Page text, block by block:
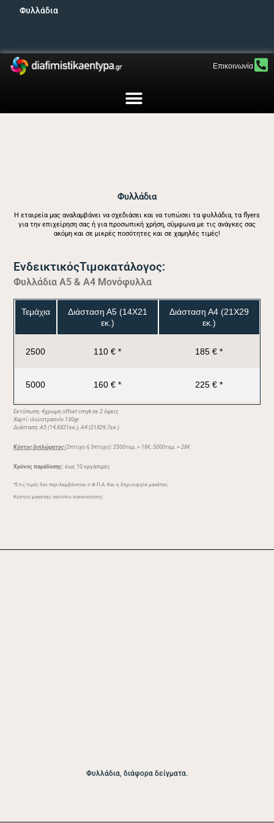
Φυλλάδια
Επικοινωνία
Φυλλάδια
Η εταιρεία μας αναλαμβάνει να σχεδιάσει και να τυπώσει τα φυλλάδια, τα flyers
για την επιχείρηση σας ή για προσωπική χρήση, σύμφωνα με τις ανάγκες σας
ακόμη και σε μικρές ποσότητες και σε χαμηλές τιμές!
ΕνδεικτικόςΤιμοκατάλογος:
Φυλλάδια Α5 & A4 Μονόφυλλα
Τεμάχια
Διάσταση Α5 (14Χ21
εκ.)
Διάσταση Α4 (21Χ29
εκ.)
2500 110 € * 185 € *
5000 160 € * 225 € *
Εκτύπωση: 4χρωμη offset cmyk σε 2 όψεις
Χαρτί: ιλουστρασιόν 130gr.
Διάσταση: Α5 (14,8Χ21εκ.), A4 (21X29,7εκ.)
Κόστος διπλώματος(2πτυχο ή 3πτυχο): 2500τεμ. > 18€, 5000τεμ. > 28€
Χρόνος παράδοσης: έως 10 εργάσιμες
*Στις τιμές δεν περιλαμβάνεται ο Φ.Π.Α. Και η δημιουργία μακέτας.
Κόστος μακέτας: κατόπιν συνεννόησης
Φυλλάδια, διάφορα δείγματα.